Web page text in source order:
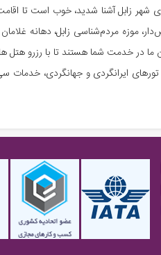
شهر زابل آشنا شدید، خوب است تا
موزه مردم‌شناسی زابل، دهانه
در خدمت شما هستند تا با رزرو هتل
ایرانگردی و جهانگردی، خدمات